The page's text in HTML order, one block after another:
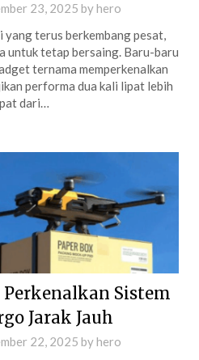
23, 2025 byhero
terus berkembang pesat,
untuk tetap bersaing. Baru-baru
ternama memperkenalkan
performa dua kali lipat lebih
dari…
Sistem
Jarak Jauh
22, 2025 byhero